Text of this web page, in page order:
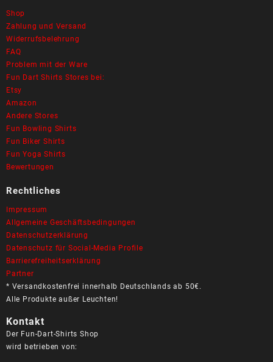
Shop
Zahlung und Versand
Widerrufsbelehrung
FAQ
Problem mit der Ware
Fun Dart Shirts Stores bei:
Etsy
Amazon
Andere Stores
Fun Bowling Shirts
Fun Biker Shirts
Fun Yoga Shirts
Bewertungen
Rechtliches
Impressum
Allgemeine Geschäftsbedingungen
Datenschutzerklärung
Datenschutz für Social-Media Profile
Barrierefreiheitserklärung
Partner
* Versandkostenfrei innerhalb Deutschlands ab 50€.
Alle Produkte außer Leuchten!
Kontakt
Der Fun-Dart-Shirts Shop
wird betrieben von: